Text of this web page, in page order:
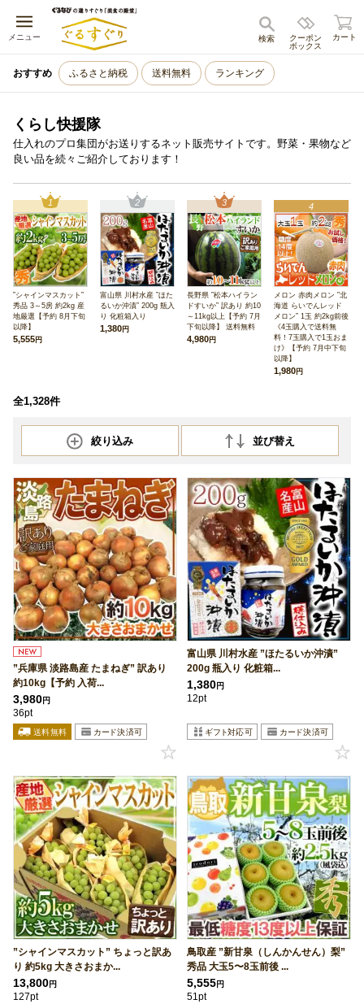
メニュー
キャンセル
クーポン
ボックス
検索 カート
おすすめ ふるさと納税 送料無料 ランキング
くらし快援隊
仕入れのプロ集団がお送りするネット販売サイトです。野菜・果物など
良い品を続々ご紹介しております！
1
”シャインマスカット”
秀品 3～5房 約2kg 産
地厳選【予約 8月下旬
以降】
5,555 円
2
富山県 川村水産 ”ほた
るいか沖漬” 200g 瓶入
り 化粧箱入り
1,380円
3
長野県 ”松本ハイラン
ドすいか” 訳あり 約10
～11kg以上【予約 7月
下旬以降】 送料無料
4,980円
4
メロン 赤肉メロン ”北
海道 らいでんレッド
メロン” 1玉 約2kg前後
《4玉購入で送料無
料！7玉購入で1玉おま
け》【予約 7月中下旬
以降】
1,980円
全1,328件
絞り込み 並び替え
”兵庫県 淡路島産 たまねぎ” 訳あり
約10kg【予約 入荷...
3,980円
36pt
富山県 川村水産 ”ほたるいか沖漬”
200g 瓶入り 化粧箱...
1,380円
12pt
”シャインマスカット” ちょっと訳あ
り 約5kg 大きさおまか...
13,800円
127pt
鳥取産 ”新甘泉（しんかんせん）梨”
秀品 大玉5〜8玉前後 ...
5,555円
51pt